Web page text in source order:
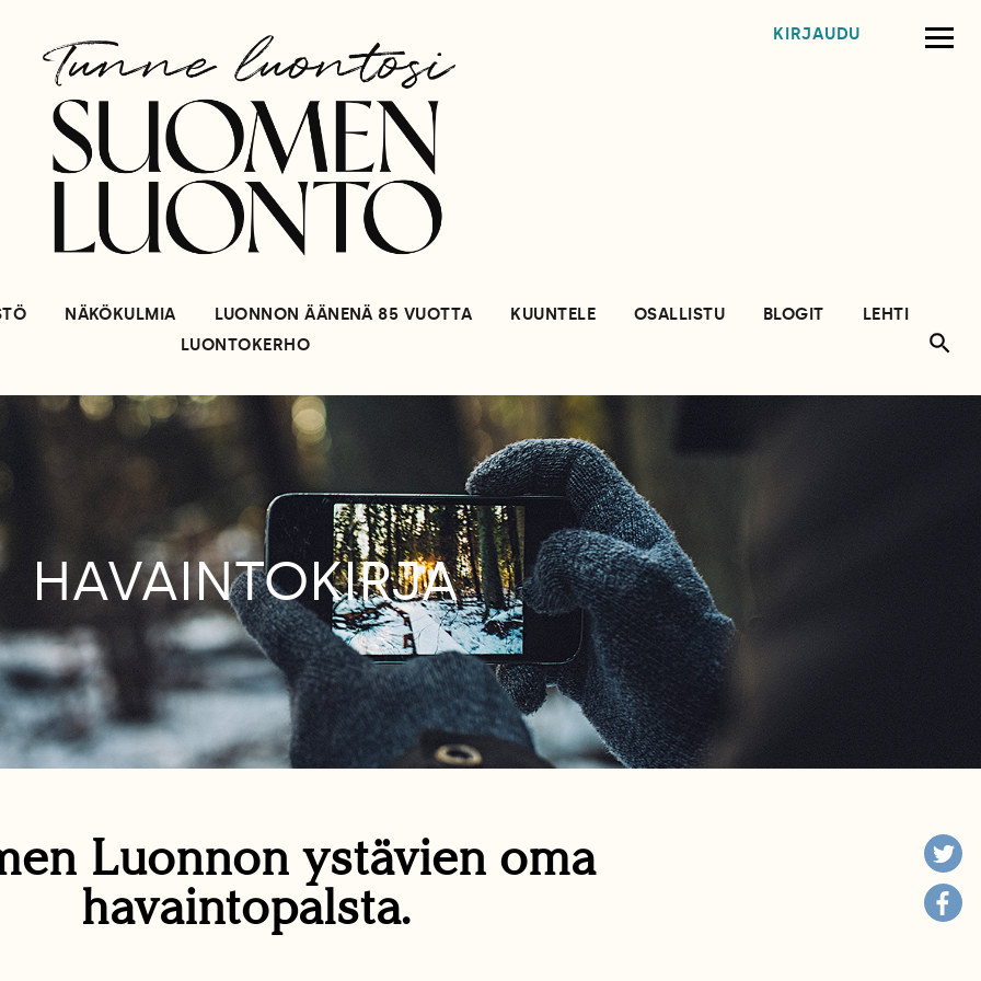
KIRJAUDU
NÄKÖKULMIA LUONNON ÄÄNENÄ 85 VUOTTA KUUNTELE OSALLISTU BLOGIT
LEHTI
LUONTOKERHO
HAVAINTOKIRJA
Luonnon ystävien oma
havaintopalsta.